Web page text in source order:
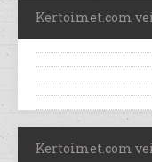
Kertoimet.com
Kertoimet.com